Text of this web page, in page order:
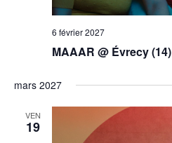
6 février 2027
MAAAR @ Évrecy (14)
mars 2027
VEN
19